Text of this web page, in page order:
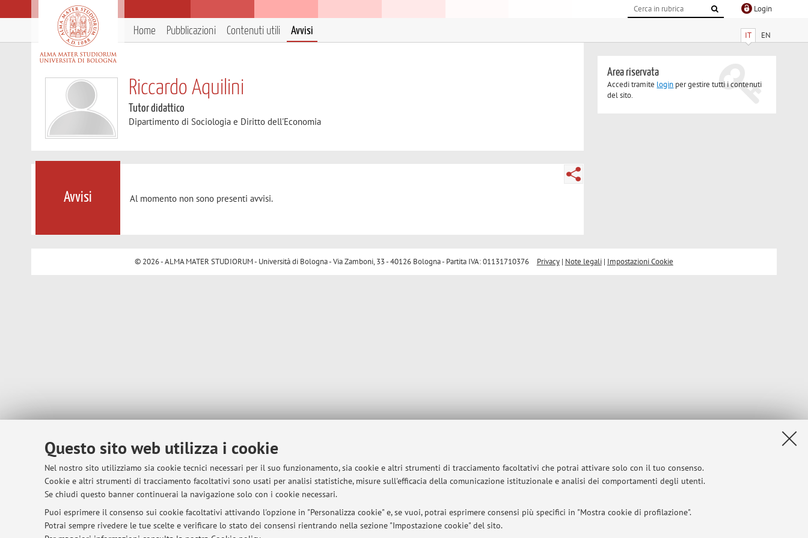
Questo sito web utilizza i cookie
Nel nostro sito utilizziamo sia cookie tecnici necessari per il suo funzionamento, sia cookie e altri strumenti di tracciamento facoltativi che potrai attivare solo con il tuo consenso.
Cookie e altri strumenti di tracciamento facoltativi sono usati per analisi statistiche, misure sull'efficacia della comunicazione istituzionale e analisi dei comportamenti degli utenti.
Se chiudi questo banner continuerai la navigazione solo con i cookie necessari.
Puoi esprimere il consenso sui cookie facoltativi attivando l'opzione in "Personalizza cookie" e, se vuoi, potrai esprimere consensi più specifici in "Mostra cookie di profilazione".
Potrai sempre rivedere le tue scelte e verificare lo stato dei consensi rientrando nella sezione "Impostazione cookie" del sito.
Login
IT EN
Home Pubblicazioni Contenuti utili Avvisi
Riccardo Aquilini
Tutor didattico
Dipartimento di Sociologia e Diritto dell'Economia
Avvisi Al momento non sono presenti avvisi.
Area riservata
Accedi tramite login per gestire tutti i contenuti
del sito.
© 2026 - ALMA MATER STUDIORUM - Università di Bologna - Via Zamboni, 33 - 40126 Bologna - Partita IVA: 01131710376 Privacy| Note legali| Impostazioni Cookie